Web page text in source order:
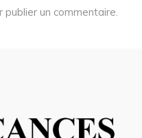
publier un commentaire.